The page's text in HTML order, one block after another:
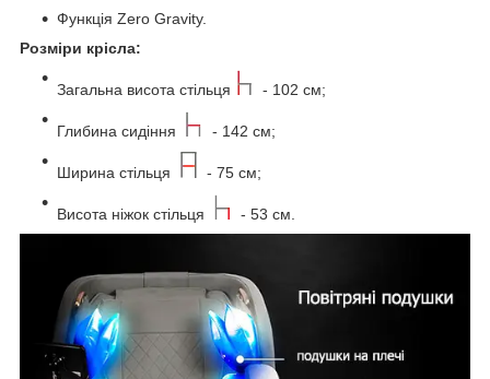
Функція Zero Gravity.
Розміри крісла:
Загальна висота стільця - 102 см;
Глибина сидіння - 142 см;
Ширина стільця - 75 см;
Висота ніжок стільця - 53 см.